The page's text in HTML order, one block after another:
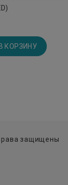
В КОРЗИНУ
защищены